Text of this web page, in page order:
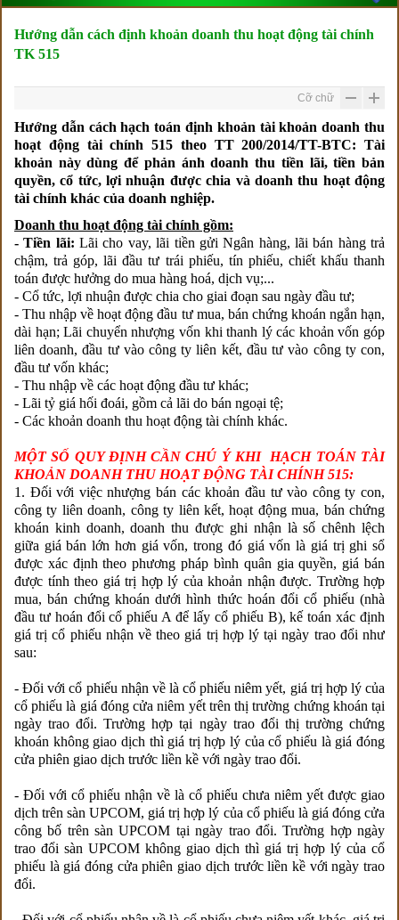
Hướng dẫn cách định khoản doanh thu hoạt động tài chính
TK 515
Cỡ chữ
Hướng dẫn cách hạch toán định khoản tài khoản doanh thu
hoạt động tài chính 515 theo TT 200/2014/TT-BTC: Tài
khoản này dùng để phản ánh doanh thu tiền lãi, tiền bản
quyền, cổ tức, lợi nhuận được chia và doanh thu hoạt động
tài chính khác của doanh nghiệp.
Doanh thu hoạt động tài chính gồm:
- Tiền lãi: Lãi cho vay, lãi tiền gửi Ngân hàng, lãi bán hàng trả
chậm, trả góp, lãi đầu tư trái phiếu, tín phiếu, chiết khấu thanh
toán được hưởng do mua hàng hoá, dịch vụ;...
- Cổ tức, lợi nhuận được chia cho giai đoạn sau ngày đầu tư;
- Thu nhập về hoạt động đầu tư mua, bán chứng khoán ngắn hạn,
dài hạn; Lãi chuyển nhượng vốn khi thanh lý các khoản vốn góp
liên doanh, đầu tư vào công ty liên kết, đầu tư vào công ty con,
đầu tư vốn khác;
- Thu nhập về các hoạt động đầu tư khác;
- Lãi tỷ giá hối đoái, gồm cả lãi do bán ngoại tệ;
- Các khoản doanh thu hoạt động tài chính khác.
MỘT SỐ QUY ĐỊNH CẦN CHÚ Ý KHI HẠCH TOÁN TÀI
KHOẢN DOANH THU HOẠT ĐỘNG TÀI CHÍNH 515:
1. Đối với việc nhượng bán các khoản đầu tư vào công ty con,
công ty liên doanh, công ty liên kết, hoạt động mua, bán chứng
khoán kinh doanh, doanh thu được ghi nhận là số chênh lệch
giữa giá bán lớn hơn giá vốn, trong đó giá vốn là giá trị ghi sổ
được xác định theo phương pháp bình quân gia quyền, giá bán
được tính theo giá trị hợp lý của khoản nhận được. Trường hợp
mua, bán chứng khoán dưới hình thức hoán đổi cổ phiếu (nhà
đầu tư hoán đổi cổ phiếu A để lấy cổ phiếu B), kế toán xác định
giá trị cổ phiếu nhận về theo giá trị hợp lý tại ngày trao đổi như
sau:
- Đối với cổ phiếu nhận về là cổ phiếu niêm yết, giá trị hợp lý của
cổ phiếu là giá đóng cửa niêm yết trên thị trường chứng khoán tại
ngày trao đổi. Trường hợp tại ngày trao đổi thị trường chứng
khoán không giao dịch thì giá trị hợp lý của cổ phiếu là giá đóng
cửa phiên giao dịch trước liền kề với ngày trao đổi.
- Đối với cổ phiếu nhận về là cổ phiếu chưa niêm yết được giao
dịch trên sàn UPCOM, giá trị hợp lý của cổ phiếu là giá đóng cửa
công bố trên sàn UPCOM tại ngày trao đổi. Trường hợp ngày
trao đổi sàn UPCOM không giao dịch thì giá trị hợp lý của cổ
phiếu là giá đóng cửa phiên giao dịch trước liền kề với ngày trao
đổi.